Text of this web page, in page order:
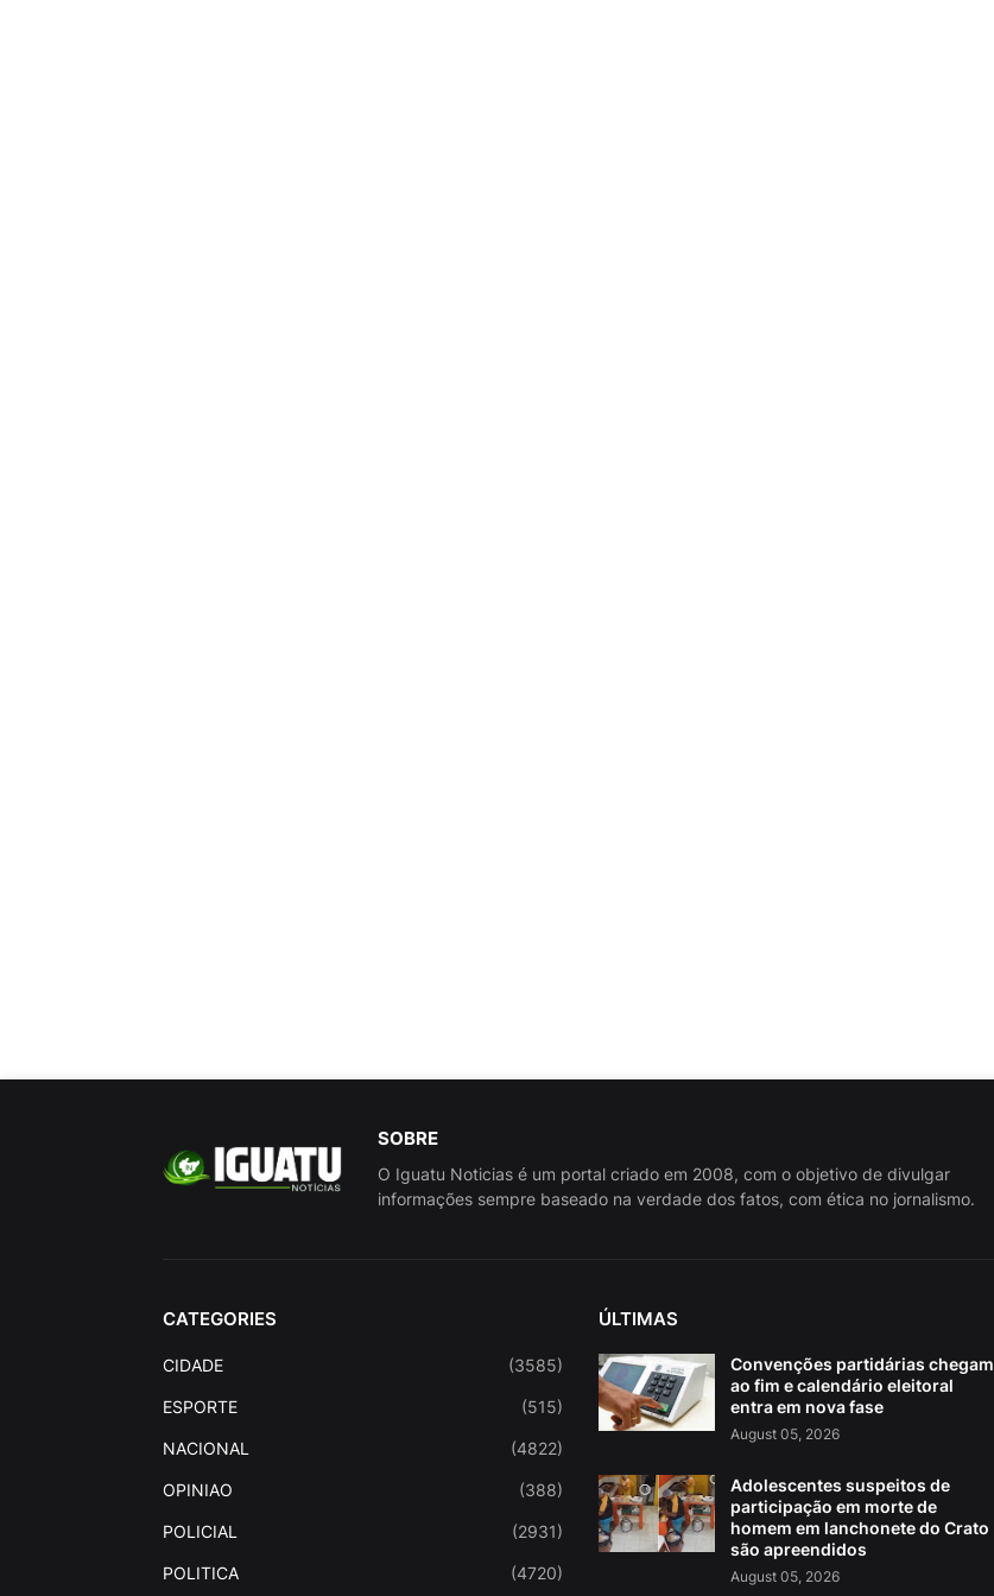
SOBRE
O Iguatu Noticias é um portal criado em 2008, com o objetivo de divulgar
informações sempre baseado na verdade dos fatos, com ética no jornalismo.
CATEGORIES
CIDADE (3585)
ESPORTE (515)
NACIONAL (4822)
OPINIAO (388)
POLICIAL (2931)
POLITICA (4720)
ÚLTIMAS
Convenções partidárias chegam
ao fim e calendário eleitoral
entra em nova fase
August 05, 2026
Adolescentes suspeitos de
participação em morte de
homem em lanchonete do Crato
são apreendidos
August 05, 2026